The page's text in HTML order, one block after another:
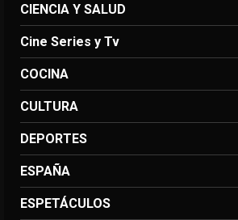
CIENCIA Y SALUD
Cine Series y Tv
COCINA
CULTURA
DEPORTES
ESPAÑA
ESPETÁCULOS